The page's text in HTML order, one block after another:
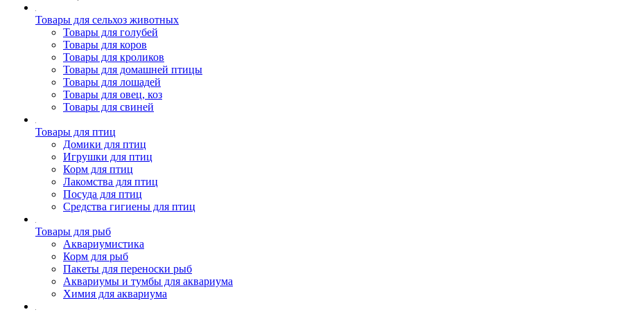
Товары для сельхоз животных
Товары для голубей
Товары для коров
Товары для кроликов
Товары для домашней птицы
Товары для лошадей
Товары для овец, коз
Товары для свиней
Товары для птиц
Домики для птиц
Игрушки для птиц
Корм для птиц
Лакомства для птиц
Посуда для птиц
Средства гигиены для птиц
Товары для рыб
Аквариумистика
Корм для рыб
Пакеты для переноски рыб
Аквариумы и тумбы для аквариума
Химия для аквариума